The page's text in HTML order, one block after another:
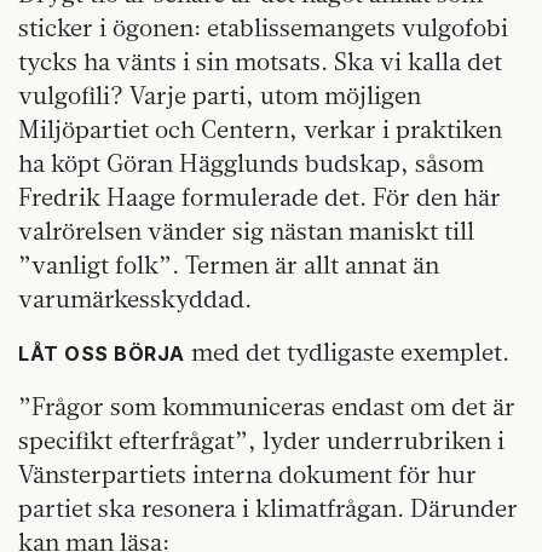
sticker i ögonen: etablissemangets vulgofobi
tycks ha vänts i sin motsats. Ska vi kalla det
vulgofili? Varje parti, utom möjligen
Miljöpartiet och Centern, verkar i praktiken
ha köpt Göran Hägglunds budskap, såsom
Fredrik Haage formulerade det. För den här
valrörelsen vänder sig nästan maniskt till
”vanligt folk”. Termen är allt annat än
varumärkesskyddad.
LÅT OSS BÖRJA med det tydligaste exemplet.
”Frågor som kommuniceras endast om det är
specifikt efterfrågat”, lyder underrubriken i
Vänsterpartiets interna dokument för hur
partiet ska resonera i klimatfrågan. Därunder
kan man läsa: